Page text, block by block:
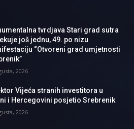
tvrdjava Stari grad sutra
još jednu, 49. po nizu
“Otvoreni grad umjetnosti
2026
Vijeća stranih investitora u
i Hercegovini posjetio Srebrenik
2026